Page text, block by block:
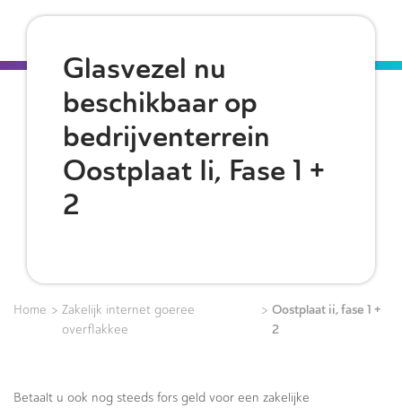
Glasvezel nu
beschikbaar op
bedrijventerrein
Oostplaat Ii, Fase 1 +
2
Home > Zakelijk internet goeree
overflakkee
> Oostplaat ii, fase 1 +
2
Betaalt u ook nog steeds fors geld voor een zakelijke